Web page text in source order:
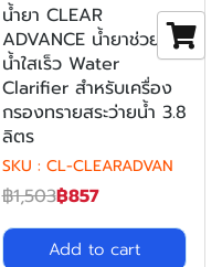
น้ำยา CLEAR
ADVANCE น้ำยาช่วยให้
น้ำใสเร็ว Water
Clarifier สำหรับเครื่อง
กรองทรายสระว่ายน้ำ 3.8
ลิตร
SKU : CL-CLEARADVAN
฿1,503฿857
Add to cart